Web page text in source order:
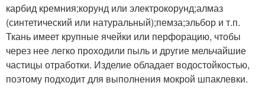
карбид кремния;корунд или электрокорунд;алмаз
(синтетический или натуральный);пемза;эльбор и т.п.
Ткань имеет крупные ячейки или перфорацию, чтобы
через нее легко проходили пыль и другие мельчайшие
частицы отработки. Изделие обладает водостойкостью,
поэтому подходит для выполнения мокрой шпаклевки.